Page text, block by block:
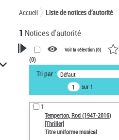
Accueil Liste de notices d’autorité
1 Notices d'autorité
VOTRE RECHERCHE
Recherche avancée dans les
notices d’autorité
Œuvres liées à l'auteur :
Temperton, Rod (1947-2016)
Voir la sélection (0)
(0)
Tri par : Défaut
sur 1
1
Temperton, Rod (1947-2016)
[Thriller]
Titre uniforme musical